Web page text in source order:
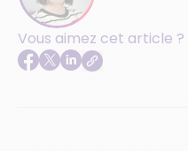
Vous aimez cet article ?